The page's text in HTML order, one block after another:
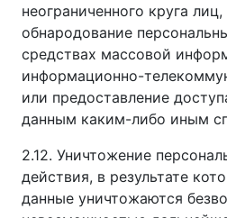
неограниченного круга
обнародование
средствах массовой
информационно-
или предоставление
данным каким-либо иным
2.12. Уничтожение
действия, в результате
данные уничтожаются